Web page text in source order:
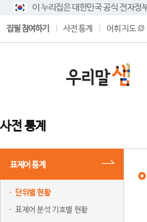
이 누리집은 대한민국 공식 전자정
집필 참여하기 사전 통계 어휘 지도
사전 통계
표제어 통계
단위별 현황
표제어 분석 기호별 현황